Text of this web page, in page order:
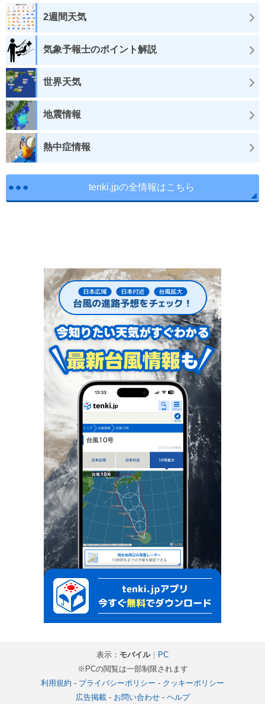
2週間天気
気象予報士のポイント解説
世界天気
地震情報
熱中症情報
tenki.jpの全情報はこちら
表示： モバイル｜ PC
※PCの閲覧は一部制限されます
利用規約 - プライバシーポリシー - クッキーポリシー
広告掲載- お問い合わせ- ヘルプ